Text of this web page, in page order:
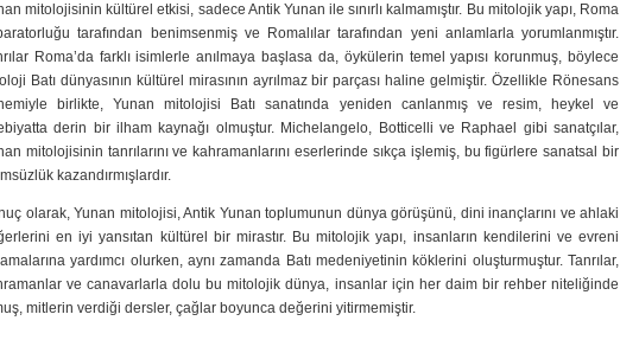
mitolojisinin kültürel etkisi, sadece Antik Yunan ile sınırlı kalmamıştır. Bu mitolojik yapı, Roma
tarafından benimsenmiş ve Romalılar tarafından yeni anlamlarla yorumlanmıştır.
Roma’da farklı isimlerle anılmaya başlasa da, öykülerin temel yapısı korunmuş, böylece
Batı dünyasının kültürel mirasının ayrılmaz bir parçası haline gelmiştir. Özellikle Rönesans
birlikte, Yunan mitolojisi Batı sanatında yeniden canlanmış ve resim, heykel ve
derin bir ilham kaynağı olmuştur. Michelangelo, Botticelli ve Raphael gibi sanatçılar,
mitolojisinin tanrılarını ve kahramanlarını eserlerinde sıkça işlemiş, bu figürlere sanatsal bir
kazandırmışlardır.
olarak, Yunan mitolojisi, Antik Yunan toplumunun dünya görüşünü, dini inançlarını ve ahlaki
en iyi yansıtan kültürel bir mirastır. Bu mitolojik yapı, insanların kendilerini ve evreni
yardımcı olurken, aynı zamanda Batı medeniyetinin köklerini oluşturmuştur. Tanrılar,
ve canavarlarla dolu bu mitolojik dünya, insanlar için her daim bir rehber niteliğinde
mitlerin verdiği dersler, çağlar boyunca değerini yitirmemiştir.